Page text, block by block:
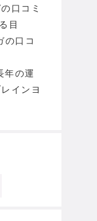
口コミ
目
の口コ
年の運
インヨ